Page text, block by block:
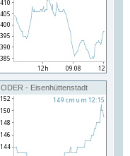
ODER - Eisenhüttenstadt